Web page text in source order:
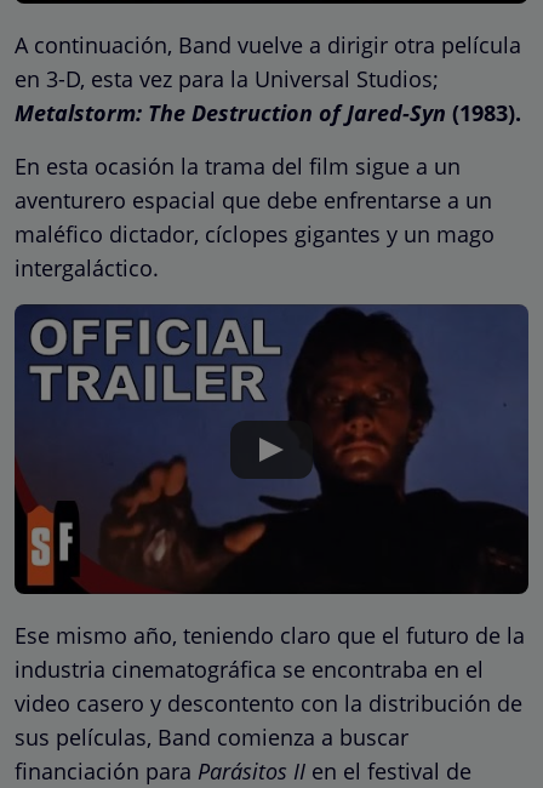
A continuación, Band vuelve a dirigir otra película
en 3-D, esta vez para la Universal Studios;
Metalstorm: The Destruction of Jared-Syn (1983).
En esta ocasión la trama del film sigue a un
aventurero espacial que debe enfrentarse a un
maléfico dictador, cíclopes gigantes y un mago
intergaláctico.
Ese mismo año, teniendo claro que el futuro de la
industria cinematográfica se encontraba en el
video casero y descontento con la distribución de
sus películas, Band comienza a buscar
financiación para Parásitos II en el festival de